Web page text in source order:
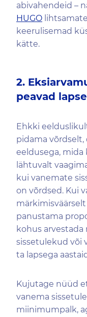
abivahendeid –
HUGO
keerulisemad
kätte.
2.
peavad
Ehkki
pidama
eeldusega,
lähtuvalt
kui vanemate
on võrdsed. Kui
panustama
kohus arvestada
sissetulekud või
ta lapsega
Kujutage nüüd
vanema
miinimumpalk,